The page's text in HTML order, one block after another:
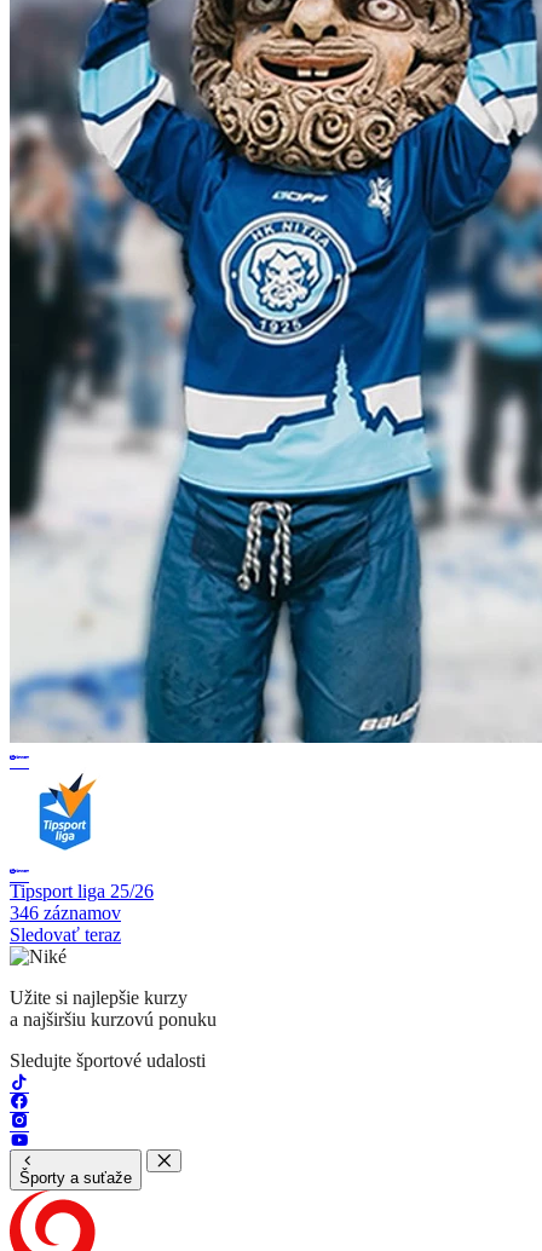
Tipsport liga 25/26
346 záznamov
Sledovať teraz
Užite si najlepšie kurzy
a najširšiu kurzovú ponuku
Sledujte športové udalosti
Športy a suťaže